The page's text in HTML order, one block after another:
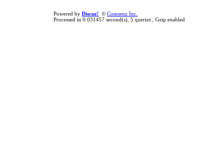
Powered by Discuz! © Comsenz Inc.
Processed in 0.031457 second(s), 5 queries , Gzip enabled